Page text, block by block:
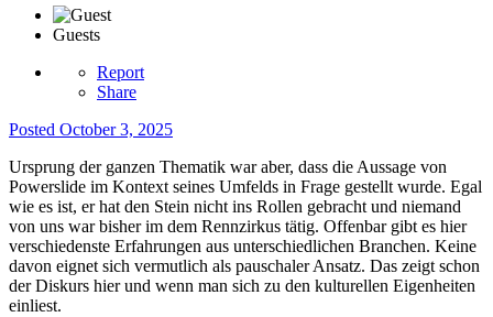
Guests
Report
Share
Posted October 3, 2025
Ursprung der ganzen Thematik war aber, dass die Aussage von
Powerslide im Kontext seines Umfelds in Frage gestellt wurde. Egal
wie es ist, er hat den Stein nicht ins Rollen gebracht und niemand
von uns war bisher im dem Rennzirkus tätig. Offenbar gibt es hier
verschiedenste Erfahrungen aus unterschiedlichen Branchen. Keine
davon eignet sich vermutlich als pauschaler Ansatz. Das zeigt schon
der Diskurs hier und wenn man sich zu den kulturellen Eigenheiten
einliest.